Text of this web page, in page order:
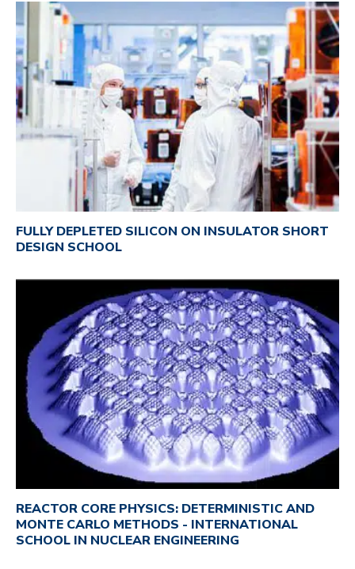
FULLY DEPLETED SILICON ON INSULATOR SHORT
DESIGN SCHOOL
REACTOR CORE PHYSICS: DETERMINISTIC AND
MONTE CARLO METHODS - INTERNATIONAL
SCHOOL IN NUCLEAR ENGINEERING